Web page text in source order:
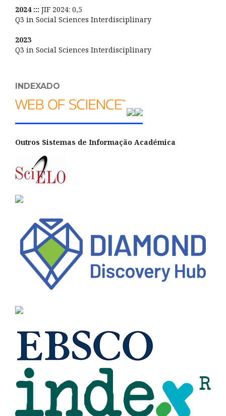
2024 ::: JIF 2024: 0,5
Q3 in Social Sciences Interdisciplinary
2023
Q3 in Social Sciences Interdisciplinary
INDEXADO
Outros Sistemas de Informação Académica